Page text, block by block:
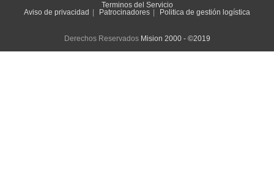
Terminos del Servicio
Aviso de privacidad
Patrocinadores Politica de gestión logística
Derechos Reservados Mision 2000 - ©2019